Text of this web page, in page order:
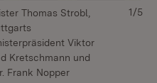
Thomas Strobl,
Viktor
Kretschmann und
Frank Nopper
1/5